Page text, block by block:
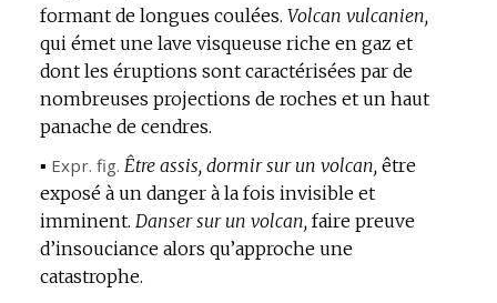
formant de longues coulées. Volcan vulcanien,
qui émet une lave visqueuse riche en gaz et
dont les éruptions sont caractérisées par de
nombreuses projections de roches et un haut
panache de cendres.
▪ Expr. fig. Être assis, dormir sur un volcan, être
exposé à un danger à la fois invisible et
imminent. Danser sur un volcan, faire preuve
d’insouciance alors qu’approche une
catastrophe.